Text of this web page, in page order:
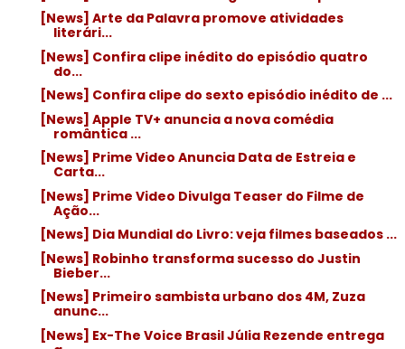
[News] Arte da Palavra promove atividades
literári...
[News] Confira clipe inédito do episódio quatro
do...
[News] Confira clipe do sexto episódio inédito de ...
[News] Apple TV+ anuncia a nova comédia
romântica ...
[News] Prime Video Anuncia Data de Estreia e
Carta...
[News] Prime Video Divulga Teaser do Filme de
Ação...
[News] Dia Mundial do Livro: veja filmes baseados ...
[News] Robinho transforma sucesso do Justin
Bieber...
[News] Primeiro sambista urbano dos 4M, Zuza
anunc...
[News] Ex-The Voice Brasil Júlia Rezende entrega